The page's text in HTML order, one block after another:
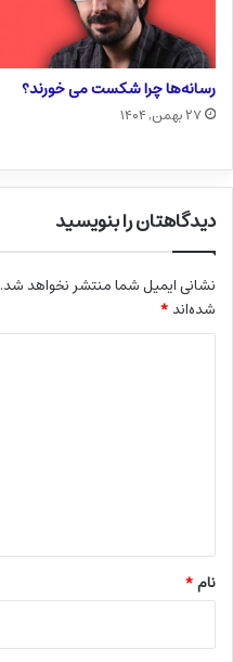
رسانه‌ها چرا شکست می خورند؟
۲۷ بهمن, ۱۴۰۴
دیدگاهتان را بنویسید
نشانی ایمیل شما منتشر نخواهد شد.
شده‌اند*
نام*